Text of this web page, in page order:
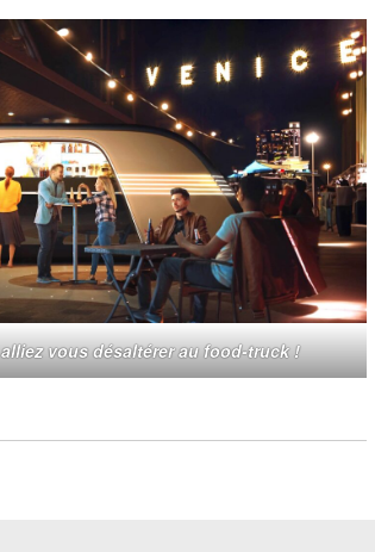
vous désaltérer au food-truck !